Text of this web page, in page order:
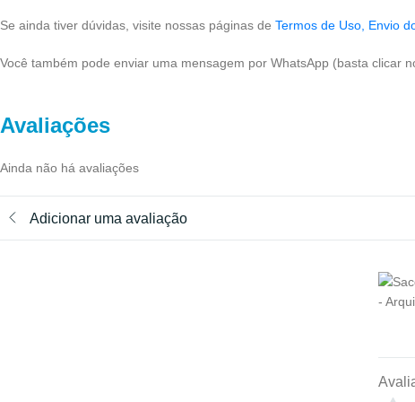
Se ainda tiver dúvidas, visite nossas páginas de Termos de Uso, Envio
Você também pode enviar uma mensagem por WhatsApp (basta clicar
Avaliações
Ainda não há avaliações
Adicionar uma avaliação